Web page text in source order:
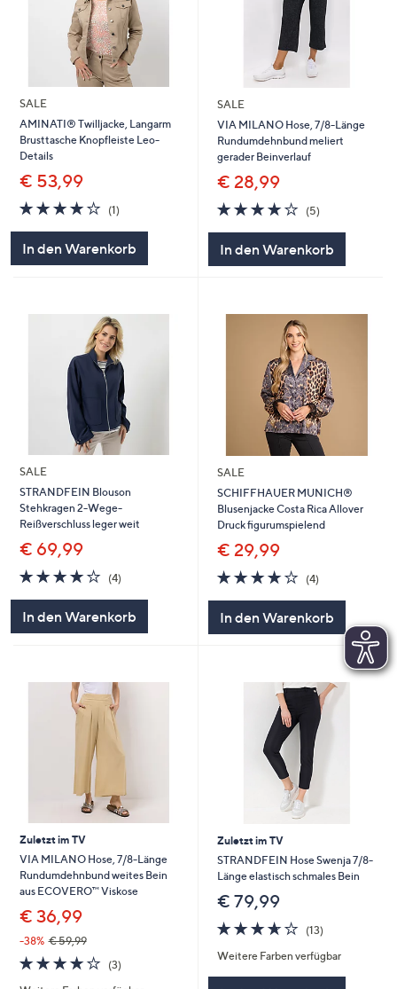
SALE
AMINATI® Twilljacke, Langarm
Brusttasche Knopfleiste Leo-
Details
€ 53,99
4.0
von
5
(1)
In den Warenkorb
SALE
VIA MILANO Hose, 7/8-Länge
Rundumdehnbund meliert
gerader Beinverlauf
€ 28,99
4.0
von
5
(5)
In den Warenkorb
SALE
STRANDFEIN Blouson
Stehkragen 2-Wege-
Reißverschluss leger weit
€ 69,99
3.8
von
5
(4)
In den Warenkorb
SALE
SCHIFFHAUER MUNICH®
Blusenjacke Costa Rica Allover
Druck figurumspielend
€ 29,99
3.8
von
5
(4)
In den Warenkorb
Zuletzt im TV
VIA MILANO Hose, 7/8-Länge
Rundumdehnbund weites Bein
aus ECOVERO™ Viskose
€ 36,99
-38% € 59,99
3.7
von
(3)
Zuletzt im TV
STRANDFEIN Hose Swenja 7/8-
Länge elastisch schmales Bein
€ 79,99
3.6
von
5
(13)
Weitere Farben verfügbar